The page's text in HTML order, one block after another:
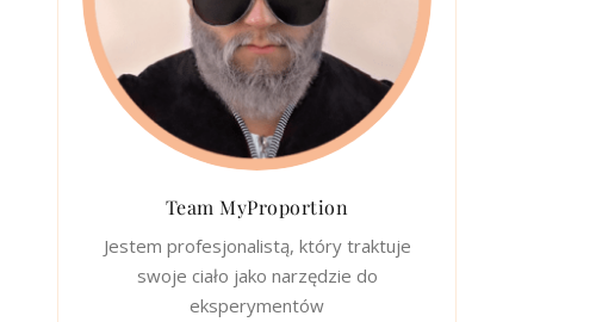
Team MyProportion
Jestem profesjonalistą, który traktuje
swoje ciało jako narzędzie do
eksperymentów